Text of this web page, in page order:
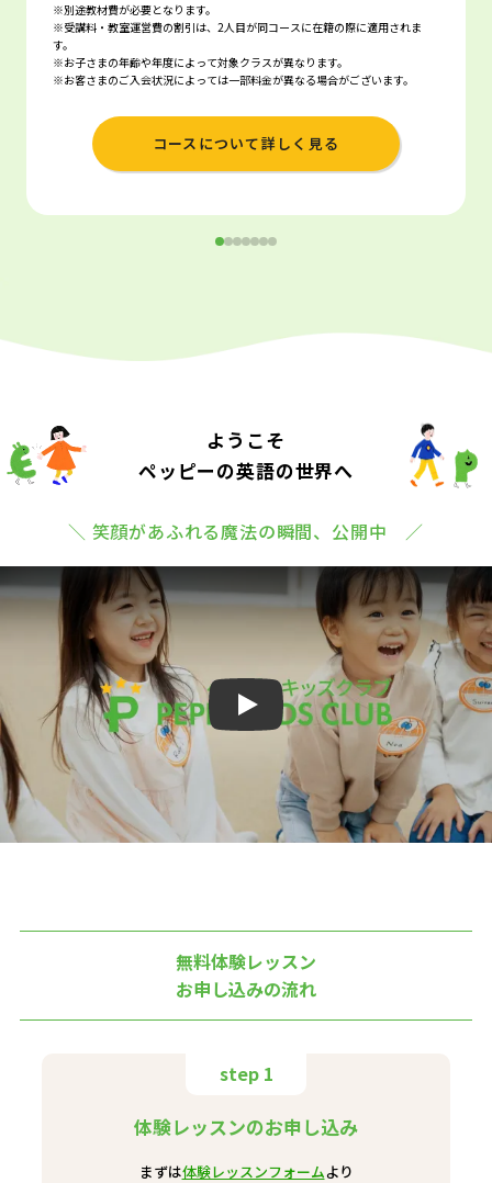
※別途教材費が必要となります。
※受講料・教室運営費の割引は、2人目が同コースに在籍の際に適用されま
す。
※お子さまの年齢や年度によって対象クラスが異なります。
※お客さまのご入会状況によっては一部料金が異なる場合がございます。
コースについて詳しく見る
ようこそ
ペッピーの英語の世界へ
＼ 笑顔があふれる魔法の瞬間、公開中 ／
Play
無料体験レッスン
お申し込みの流れ
step 1
体験レッスンのお申し込み
まずは体験レッスンフォームより